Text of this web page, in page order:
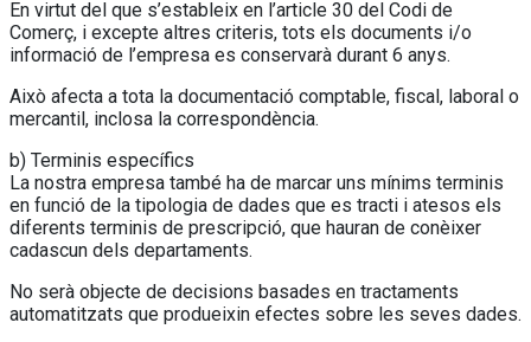
En virtut del que s’estableix en l’article 30 del Codi de
Comerç, i excepte altres criteris, tots els documents i/o
informació de l’empresa es conservarà durant 6 anys.
Això afecta a tota la documentació comptable, fiscal, laboral o
mercantil, inclosa la correspondència.
b) Terminis específics
La nostra empresa també ha de marcar uns mínims terminis
en funció de la tipologia de dades que es tracti i atesos els
diferents terminis de prescripció, que hauran de conèixer
cadascun dels departaments.
No serà objecte de decisions basades en tractaments
automatitzats que produeixin efectes sobre les seves dades.